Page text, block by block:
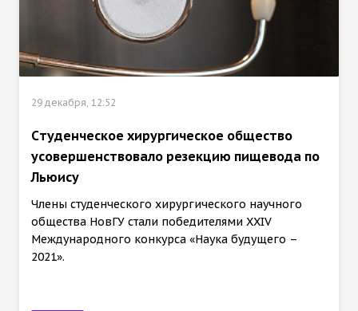
29 декабря, 12:52
Cтуденческое хирургическое общество
усовершенствовало резекцию пищевода по
Льюису
Члены студенческого хирургического научного
общества НовГУ стали победителями XXIV
Международного конкурса «Наука будущего –
2021».